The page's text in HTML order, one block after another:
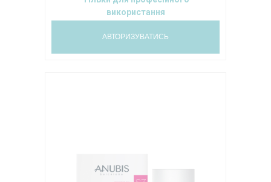
використання
АВТОРИЗУВАТИСЬ